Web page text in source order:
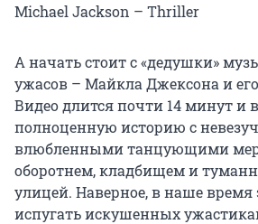
Michael Jackson – Thriller
А начать стоит с «дедушки»
ужасов – Майкла Джексона и
Видео длится почти 14 минут и
полноценную историю с
влюбленными танцующими
оборотнем, кладбищем и
улицей. Наверное, в наше
испугать искушенных